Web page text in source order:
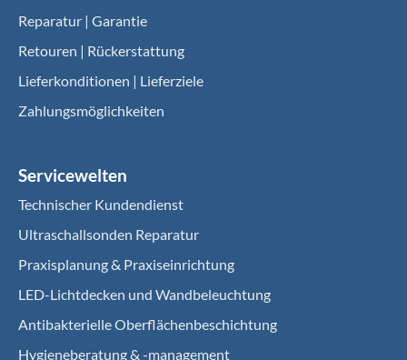
Reparatur | Garantie
Retouren | Rückerstattung
Lieferkonditionen | Lieferziele
Zahlungsmöglichkeiten
Servicewelten
Technischer Kundendienst
Ultraschallsonden Reparatur
Praxisplanung & Praxiseinrichtung
LED-Lichtdecken und Wandbeleuchtung
Antibakterielle Oberflächenbeschichtung
Hygieneberatung & -management